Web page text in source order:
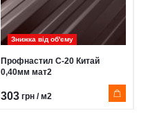
Знижка від обʹєму
Профнастил С-20 Китай
0,40мм мат2
303 грн / м2